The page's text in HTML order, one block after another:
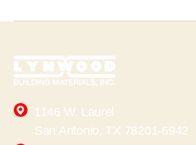
1146 W. Laurel
San Antonio, TX 78201-6942